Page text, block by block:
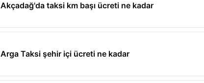
Akçadağ'da taksi km başı ücreti ne kadar
Arga Taksi şehir içi ücreti ne kadar